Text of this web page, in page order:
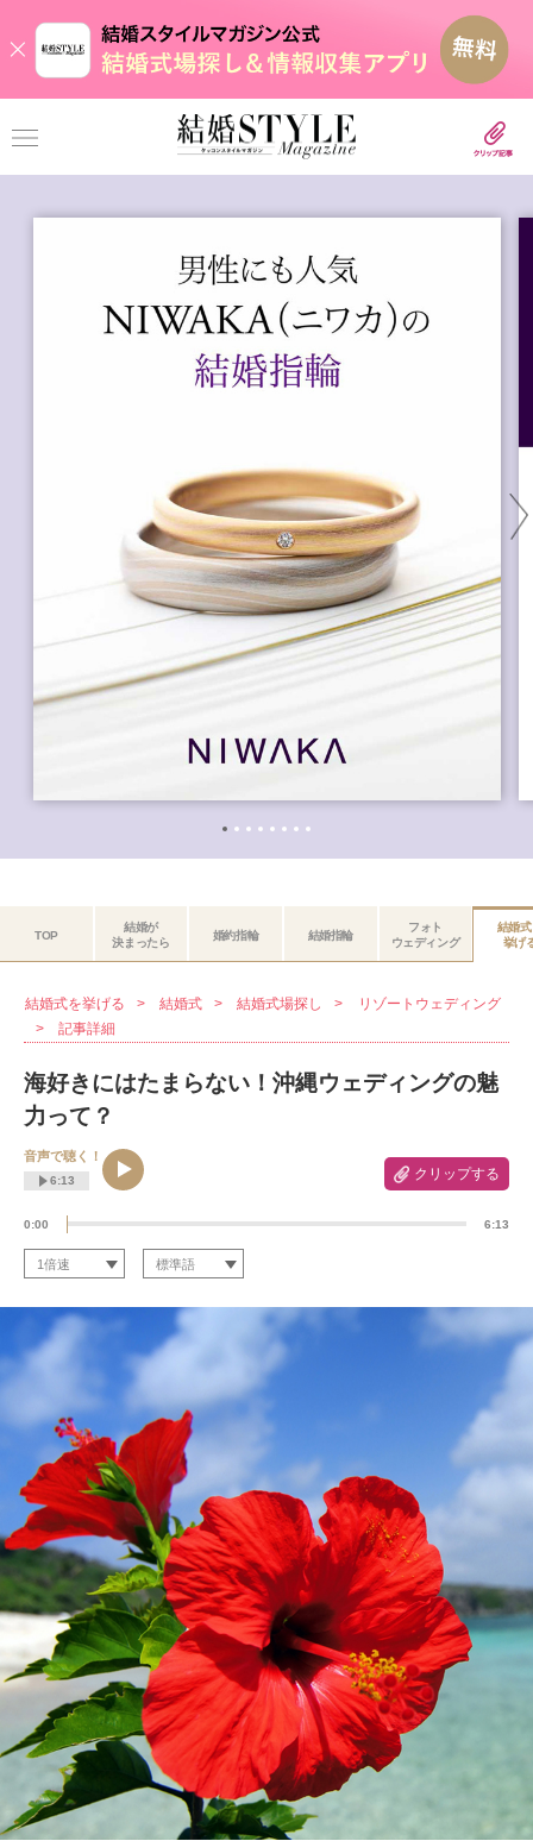
TOP
結婚が
決まったら
婚約指輪 結婚指輪
フォト
ウェディング
結婚
挙げ
結婚式を挙げる 結婚式 結婚式場探し
リゾートウェディング
記事詳細
海好きにはたまらない！沖縄ウェディングの魅
力って？
クリップする
音声で聴く！
6:13
0:00 6:13